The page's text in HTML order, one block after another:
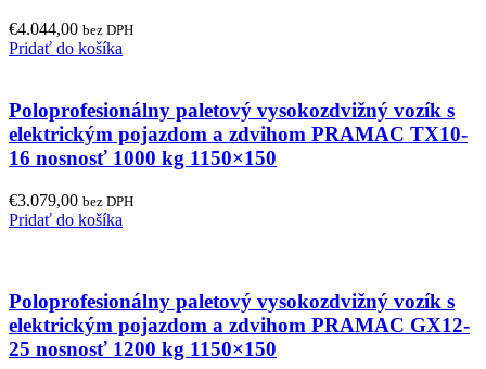
€4.044,00 bez DPH
Pridať do košíka
Poloprofesionálny paletový vysokozdvižný vozík s
elektrickým pojazdom a zdvihom PRAMAC TX10-
16 nosnosť 1000 kg 1150×150
€3.079,00 bez DPH
Pridať do košíka
Poloprofesionálny paletový vysokozdvižný vozík s
elektrickým pojazdom a zdvihom PRAMAC GX12-
25 nosnosť 1200 kg 1150×150